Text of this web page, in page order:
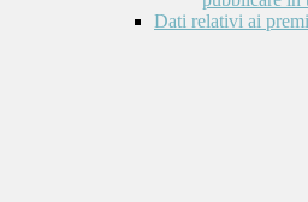
Dati relativi ai premi